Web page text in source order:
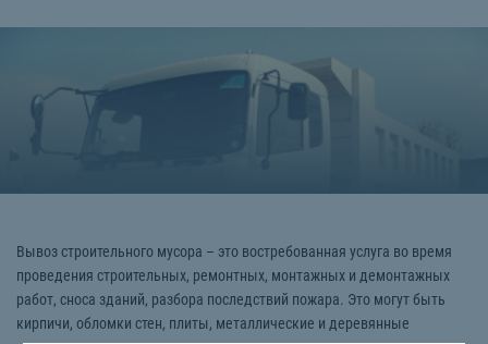
Вывоз строительного мусора – это востребованная услуга во время
проведения строительных, ремонтных, монтажных и демонтажных
работ, сноса зданий, разбора последствий пожара. Это могут быть
кирпичи, обломки стен, плиты, металлические и деревянные